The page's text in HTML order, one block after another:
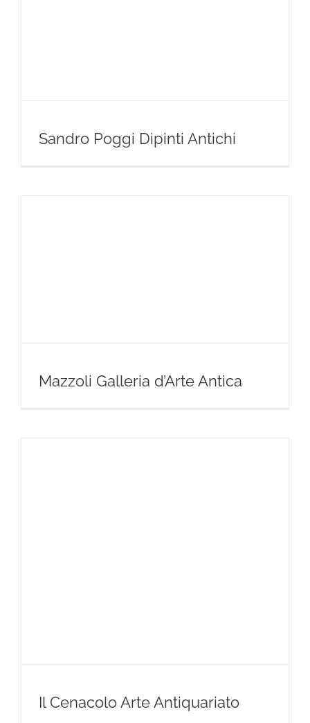
Sandro Poggi Dipinti Antichi
Mazzoli Galleria d’Arte Antica
Il Cenacolo Arte Antiquariato